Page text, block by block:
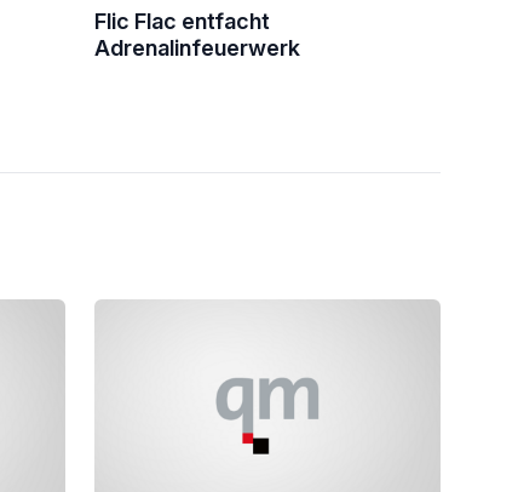
Flic Flac entfacht
Adrenalinfeuerwerk